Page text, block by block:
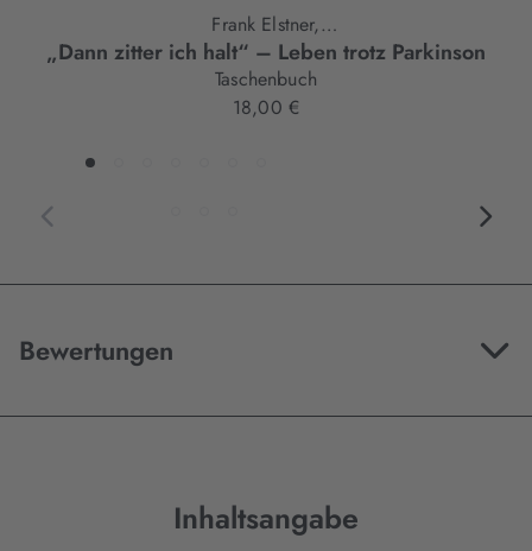
Frank Elstner,
Jens Volkmann
„Dann zitter ich halt“ – Leben trotz Parkinson
Taschenbuch
18,00 €
Bewertungen
Inhaltsangabe